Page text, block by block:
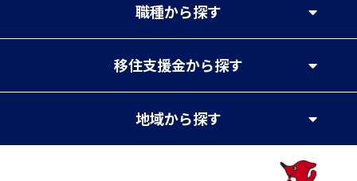
職種から探す
移住支援金から探す
地域から探す